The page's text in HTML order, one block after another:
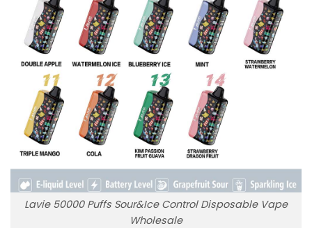
Lavie 50000 Puffs Sour&Ice Control Disposable Vape
Wholesale